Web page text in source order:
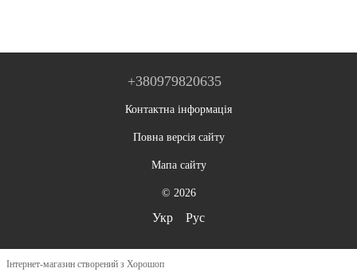
+380979820635
Контактна інформація
Повна версія сайту
Мапа сайту
© 2026
Укр Рус
Інтернет-магазин створений з Хорошоп